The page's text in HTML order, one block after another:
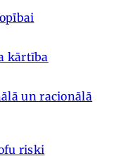
kārtība
un racionālā
riski